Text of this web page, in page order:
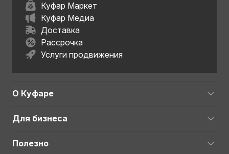
Куфар Маркет
Куфар Медиа
Доставка
Рассрочка
Услуги продвижения
О Куфаре
Для бизнеса
Полезно